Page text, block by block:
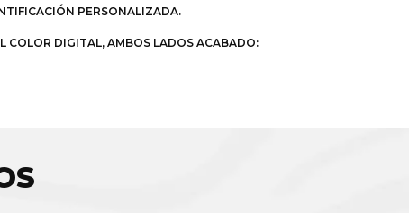
PERSONALIZADA.
COLOR DIGITAL, AMBOS LADOS ACABADO: